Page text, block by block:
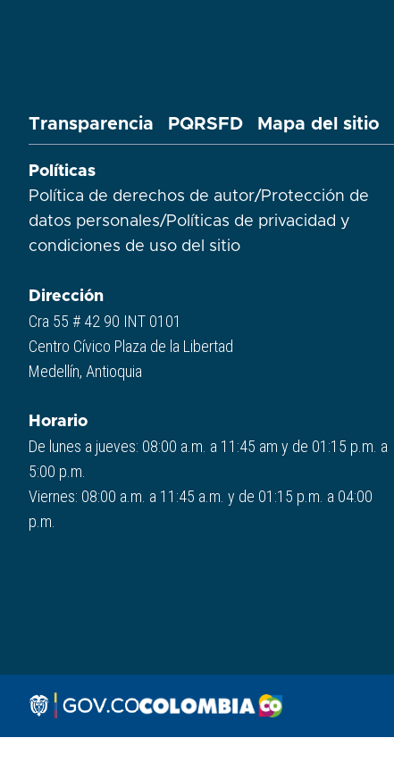
Transparencia PQRSFD Mapa del sitio
Políticas
Política de derechos de autor/Protección de
datos personales/Políticas de privacidad y
condiciones de uso del sitio​
Dirección
Cra 55 # 42 90 INT 0101
Centro Cívico Plaza de la Libertad
Medellín, Antioquia
Horario
De lunes a jueves: 08:00 a.m. a 11:45 am y de 01:15 p.m. a
5:00 p.m.
Viernes: 08:00 a.m. a 11:45 a.m. y de 01:15 p.m. a 04:00
p.m.